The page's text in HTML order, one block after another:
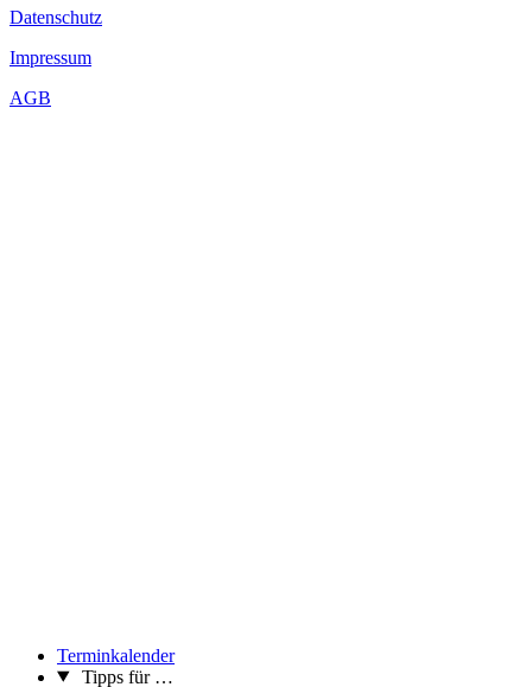
Datenschutz
Impressum
AGB
Terminkalender
Tipps für …